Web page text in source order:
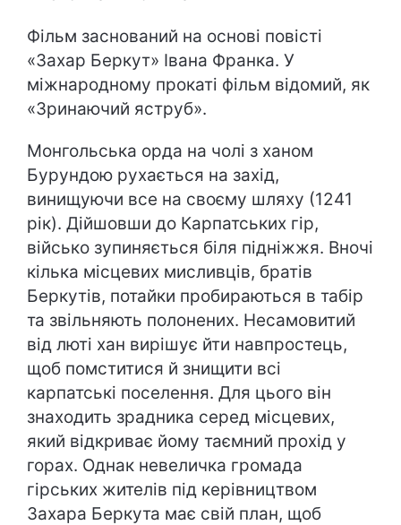
Фільм заснований на основі повісті
«Захар Беркут» Івана Франка. У
міжнародному прокаті фільм відомий, як
«Зринаючий яструб».
Монгольська орда на чолі з ханом
Бурундою рухається на захід,
винищуючи все на своєму шляху (1241
рік). Дійшовши до Карпатських гір,
військо зупиняється біля підніжжя. Вночі
кілька місцевих мисливців, братів
Беркутів, потайки пробираються в табір
та звільняють полонених. Несамовитий
від люті хан вирішує йти навпростець,
щоб помститися й знищити всі
карпатські поселення. Для цього він
знаходить зрадника серед місцевих,
який відкриває йому таємний прохід у
горах. Однак невеличка громада
гірських жителів під керівництвом
Захара Беркута має свій план, щоб